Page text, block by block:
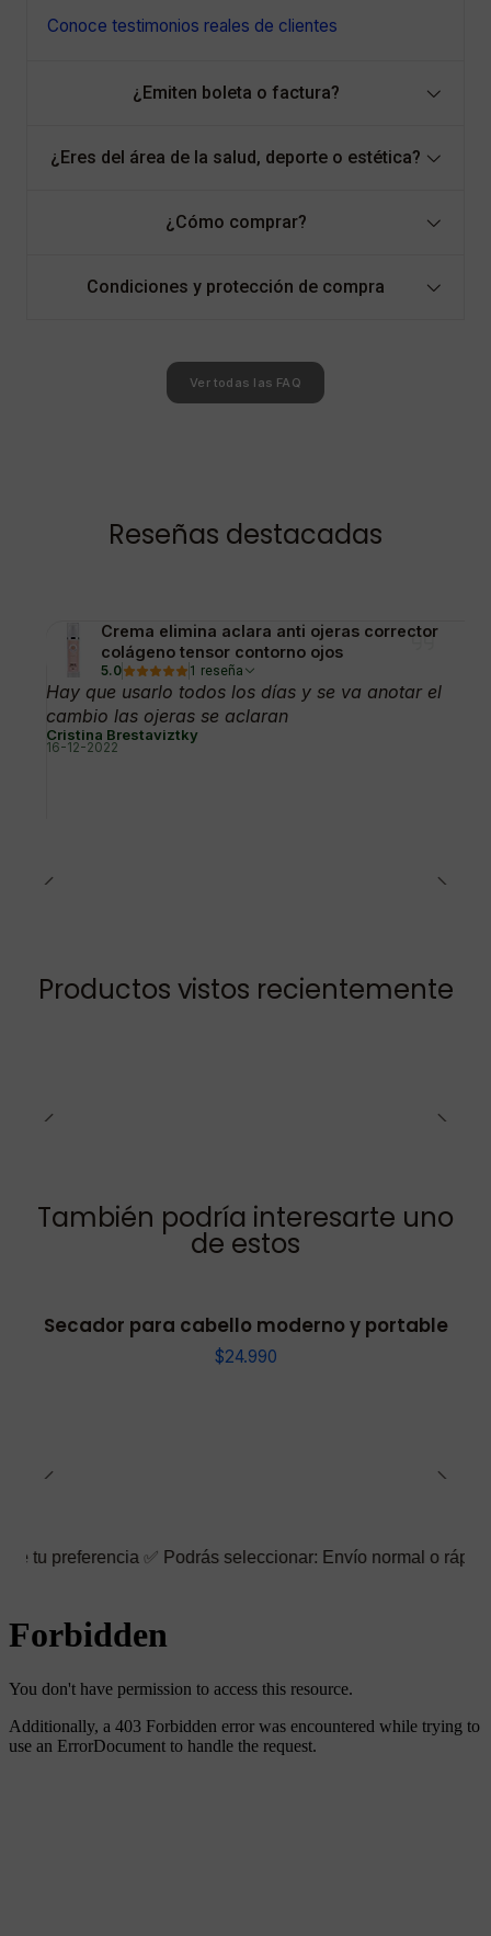
Conoce testimonios reales de clientes
¿Emiten boleta o factura?
¿Eres del área de la salud, deporte o estética?
¿Cómo comprar?
Condiciones y protección de compra
Ver todas las FAQ
Reseñas destacadas
Crema elimina aclara anti ojeras corrector
colágeno tensor contorno ojos
5.0 1 reseña
Hay que usarlo todos los días y se va anotar el
cambio las ojeras se aclaran
Cristina Brestaviztky
16-12-2022
Productos vistos recientemente
También podría interesarte uno
de estos
Secador para cabello moderno y portable
$24.990
✅ Podrás seleccionar: Envío normal o rápido ☑️